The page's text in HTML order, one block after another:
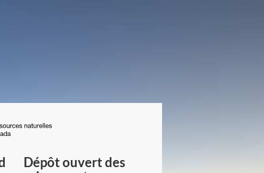
du
Dépôt ouvert des